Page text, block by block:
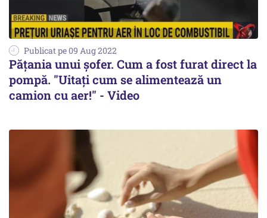
Publicat pe 09 Aug 2022
Pățania unui șofer. Cum a fost furat direct la
pompă. "Uitați cum se alimentează un
camion cu aer!" - Video